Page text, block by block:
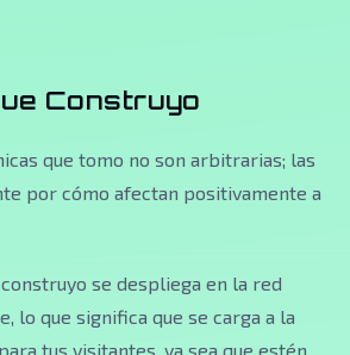
Construyo
que tomo no son arbitrarias; las
por cómo afectan positivamente a
se despliega en la red
lo que significa que se carga a la
tus visitantes, ya sea que estén